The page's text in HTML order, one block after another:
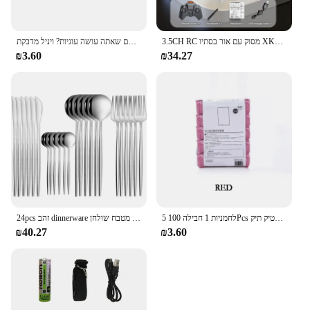
עוגי הם שאתה עושה עוגיות? ויניל מדבקת KitchenAid מיקסר דקור מצחיק קוקו מפלצת מדבקות
₪3.60
3.5CH RC מסוק עם אור בסתיו XK913 שלט רחוק מסוק מטוס מטוסי עפו ילדי צעצועי לבנים מתנות
₪34.27
24pcs זהב dinnerware סט נירוסטה סכין סכין מזלג כף קפה כפית שטוח כפית שטוחה מדיח כלים מטבח שולחן
₪40.27
5 לחמניות 1 חבילה 100Pcs ביתי חד פעמי אשפה פאוץ מטבח אחסון אשפה שקיות ניקוי פסולת תיק פלסטיק תיק
₪3.60